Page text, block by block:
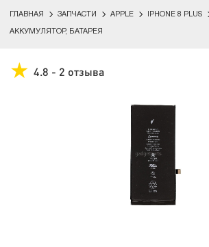
ГЛАВНАЯ ЗАПЧАСТИ APPLE IPHONE 8 PLUS
АККУМУЛЯТОР, БАТАРЕЯ
4.8 - 2 отзыва